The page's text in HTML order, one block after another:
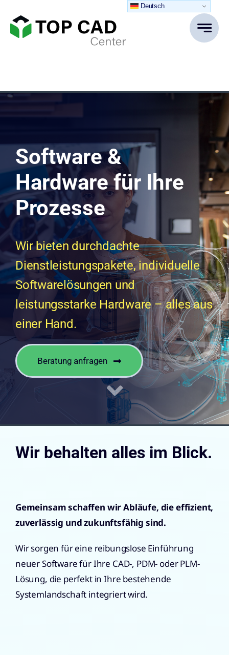
Inhalt
springen
Software &
Hardware für Ihre
Prozesse
Wir bieten durchdachte
Dienstleistungspakete, individuelle
Softwarelösungen und
leistungsstarke Hardware – alles aus
einer Hand.
Beratung anfragen
Wir behalten alles im Blick.
Gemeinsam schaffen wir Abläufe, die effizient,
zuverlässig und zukunftsfähig sind.
Wir sorgen für eine reibungslose Einführung
neuer Software für Ihre CAD-, PDM- oder PLM-
Lösung, die perfekt in Ihre bestehende
Systemlandschaft integriert wird.
Deutsch